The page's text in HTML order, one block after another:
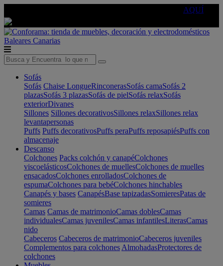
AQUÍ
Baleares Canarias
Sofás
Sofás Chaise LongueRinconerasSofás camaSofás 2
plazasSofás 3 plazasSofás de pielSofás relaxSofás
exteriorDivanes
Sillones Sillones decorativosSillones relaxSillones relax
levantapersonas
Puffs Puffs decorativosPuffs peraPuffs reposapiésPuffs con
almacenaje
Descanso
Colchones Packs colchón y canapéColchones
viscoelásticosColchones de muellesColchones de muelles
ensacadosColchones enrolladosColchones de
espumaColchones para bebéColchones hinchables
Canapés y bases CanapésBase tapizadasSomieresPatas de
somieres
Camas Camas de matrimonioCamas doblesCamas
individualesCamas juvenilesCamas infantilesLiterasCamas
nido
Cabeceros Cabeceros de matrimonioCabeceros juveniles
Complementos para colchones AlmohadasProtectores de
colchones